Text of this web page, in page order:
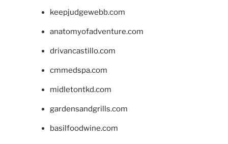
keepjudgewebb.com
anatomyofadventure.com
drivancastillo.com
cmmedspa.com
midletontkd.com
gardensandgrills.com
basilfoodwine.com